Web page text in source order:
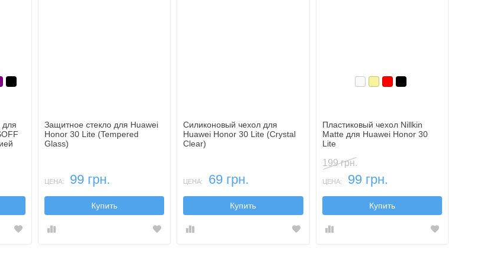
темный темный
Черный
для
Защитное стекло для Huawei
Honor 30 Lite (Tempered
Glass)
ЦЕНА: 99 грн.
Купить
Силиконовый чехол для
Huawei Honor 30 Lite (Crystal
Clear)
ЦЕНА: 69 грн.
Купить
БелыйЗолотой
Красный
Черный
Пластиковый чехол Nillkin
Matte для Huawei Honor 30
Lite
199 грн.
ЦЕНА: 99 грн.
Купить